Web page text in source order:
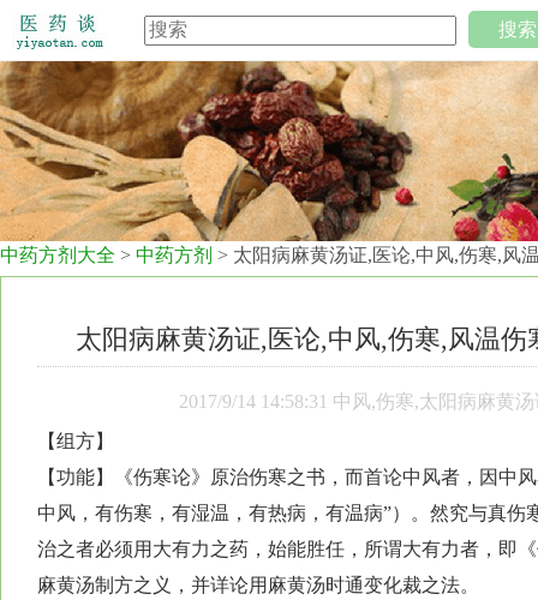
搜索
中药方剂大全 > 中药方剂 > 太阳病麻黄汤证,医论,中风,伤寒,风
太阳病麻黄汤证,医论,中风,伤寒,风温
2017/9/14 14:58:31 中风,伤寒,太阳病麻黄
【组方】
【功能】《伤寒论》原治伤寒之书，而首论中风者，因中
中风，有伤寒，有湿温，有热病，有温病”）。然究与真
治之者必须用大有力之药，始能胜任，所谓大有力者，即
麻黄汤制方之义，并详论用麻黄汤时通变化裁之法。